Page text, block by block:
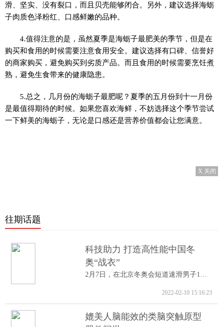
滑、坚实、没有裂口，而且贝壳能够闭合。另外，建议选择海蛎
子肉质色泽粉红、口感鲜嫩的品种。
4.值得注意的是，虽然夏季是海蛎子最肥美的季节，但是在
购买和食用的时候需要注意食用安全。建议选择有口碑、信誉好
的商家购买，避免购买到劣质产品。而且食用的时候需要烹饪煮
熟，避免生食带来的健康隐患。
5.总之，几月份的海蛎子最肥呢？夏季的五月份到十一月份
是最值得期待的时候。如果您喜欢海鲜，不妨选择这个季节尝试
一下鲜美的海蛎子，无论是口感还是营养价值都会让您满意。
X 关闭
往期话题
科技助力 打造高性能中国冬
奥“战衣”
2月7日，在北京冬奥会短道速滑男子1000米A...
2022-02-10 15:16:23
媲美人脑能效的类脑突触原型